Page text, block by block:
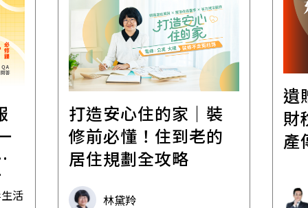
活
打造安心住的家｜裝
修前必懂！住到老的
居住規劃全攻略
林黛羚
遺
財
產